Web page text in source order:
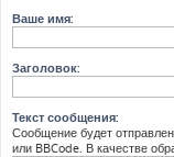
Ваше имя:
Заголовок:
Текст сообщения:
Сообщение будет
или BBCode. В качестве